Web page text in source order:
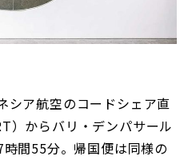
シア航空のコードシェア直
）からバリ・デンパサール
間55分。帰国便は同様の